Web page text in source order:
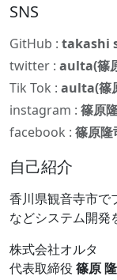
SNS
GitHub : takashi
twitter : aulta(篠
Tik Tok : aulta(篠
instagram : 篠原
facebook : 篠原隆
自己紹介
香川県観音寺市で
などシステム開発
株式会社オルタ
代表取締役 篠原